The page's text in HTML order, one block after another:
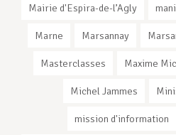
Mairie d'Espira-de-l’Agly
Marne Marsannay
Masterclasses Maxime
Michel Jammes
mission d'information